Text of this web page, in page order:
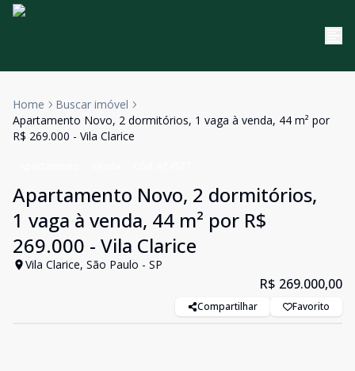
Home
Buscar imóvel
Apartamento Novo, 2 dormitórios, 1 vaga à venda, 44 m² por
R$ 269.000 - Vila Clarice
Apartamento Novo, 2 dormitórios,
1 vaga à venda, 44 m² por R$
269.000 - Vila Clarice
Vila Clarice, São Paulo - SP
R$ 269.000,00
Compartilhar Favorito